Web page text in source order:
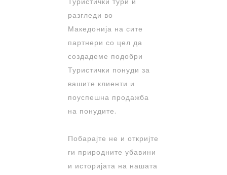
разгледи во
Македонија на сите
партнери со цел да
создадеме подобри
Туристички понуди за
вашите клиенти и
поуспешна продажба
на понудите.
Побарајте не и откријте
ги природните убавини
и историјата на нашата